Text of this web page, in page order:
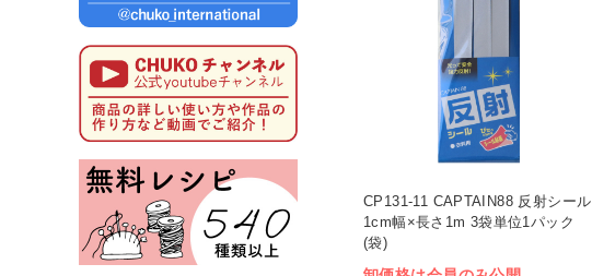
CP131-11 CAPTAIN88 反射シール
1cm幅×長さ1m 3袋単位1パック
(袋)